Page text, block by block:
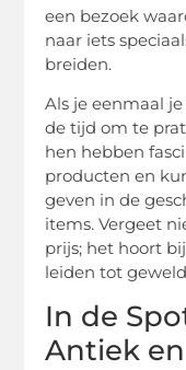
een bezoek
naar iets
breiden.
Als je eenmaal
de tijd om te
hen hebben
producten en
geven in de
items. Vergeet
prijs; het hoort
leiden tot
In de
Antiek